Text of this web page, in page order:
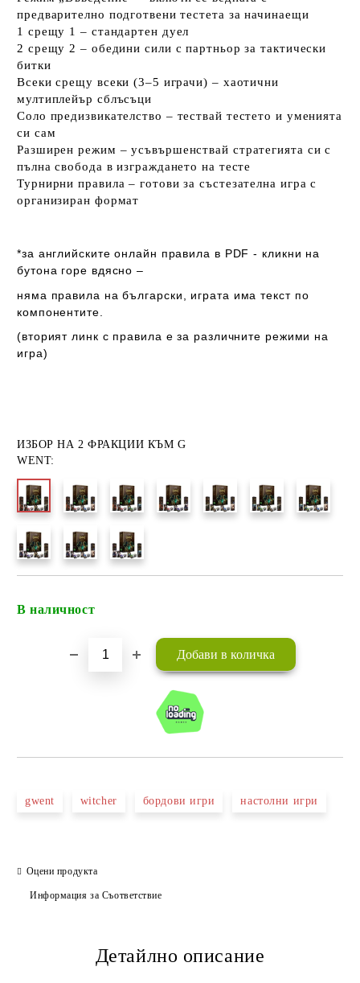
предварително подготвени тестета за начинаещи
1 срещу 1 – стандартен дуел
2 срещу 2 – обедини сили с партньор за тактически
битки
Всеки срещу всеки (3–5 играчи) – хаотични
мултиплейър сблъсъци
Соло предизвикателство – тествай тестето и уменията
си сам
Разширен режим – усъвършенствай стратегията си с
пълна свобода в изграждането на тесте
Турнирни правила – готови за състезателна игра с
организиран формат
*за английските онлайн правила в PDF - кликни на
бутона горе вдясно –
няма правила на български , играта има текст по
компонентите.
(вторият линк с правила е за различните режими на
игра)
ИЗБОР НА 2 ФРАКЦИИ КЪМ G
WENT:
В наличност
gwent witcher бордови игри настолни игри
Оцени продукта
Информация за Съответствие
Детайлно описание